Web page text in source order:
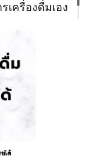
เครื่องดื่มเอง
ได้